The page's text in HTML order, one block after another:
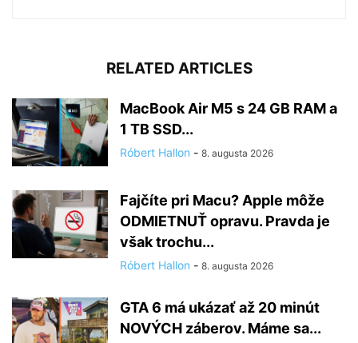
RELATED ARTICLES
MacBook Air M5 s 24 GB RAM a
1 TB SSD...
Róbert Hallon - 8. augusta 2026
Fajčíte pri Macu? Apple môže
ODMIETNUŤ opravu. Pravda je
však trochu...
Róbert Hallon - 8. augusta 2026
GTA 6 má ukázať až 20 minút
NOVÝCH záberov. Máme sa...